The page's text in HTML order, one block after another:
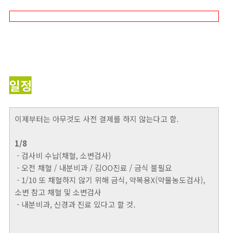
일정
이제부터는 아무것도 사전 결제를 하지 않는다고 함.
1/8
- 검사비 수납(채혈, 소변검사)
- 오전 채혈 / 내분비과 / 김OO진료 / 금식 불필요
- 1/10 또 채혈하지 않기 위해 금식, 약복용X(약물농도검사),
소변 참고 채혈 및 소변검사
- 내분비과, 신경과 진료 있다고 할 것.